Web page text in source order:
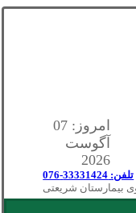
امروز: 07
آگوست
2026
تلفن: 33331424-076
بیمارستان شریعتی